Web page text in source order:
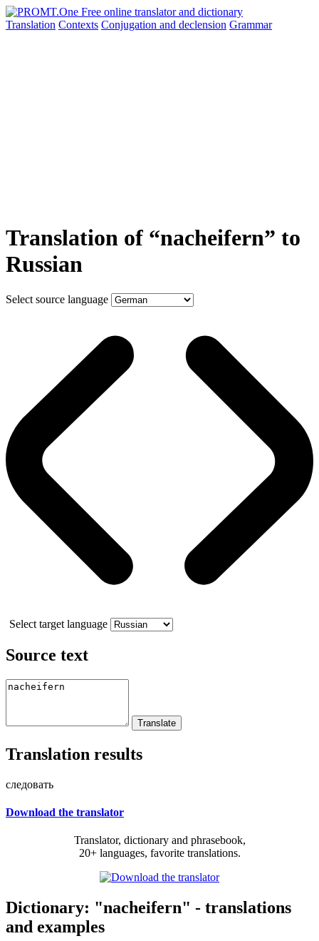
Translation Contexts Conjugation and declension Grammar
Translation of “nacheifern” to
Russian
Select source language
Select target language
Source text
Translation results
следовать
Download the translator
Translator, dictionary and phrasebook,
20+ languages, favorite translations.
Dictionary: "nacheifern" - translations
and examples